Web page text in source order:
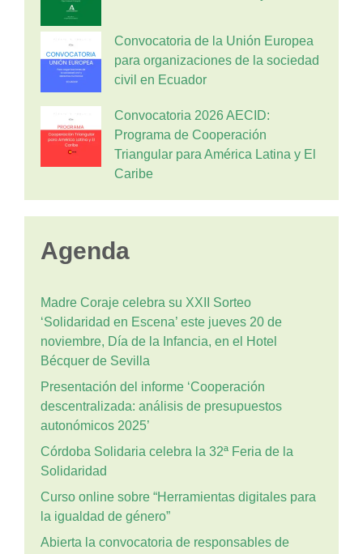
Convocatoria de la Unión Europea
para organizaciones de la sociedad
civil en Ecuador
Convocatoria 2026 AECID:
Programa de Cooperación
Triangular para América Latina y El
Caribe
Agenda
Madre Coraje celebra su XXII Sorteo
‘Solidaridad en Escena’ este jueves 20 de
noviembre, Día de la Infancia, en el Hotel
Bécquer de Sevilla
Presentación del informe ‘Cooperación
descentralizada: análisis de presupuestos
autonómicos 2025’
Córdoba Solidaria celebra la 32ª Feria de la
Solidaridad
Curso online sobre “Herramientas digitales para
la igualdad de género”
Abierta la convocatoria de responsables de